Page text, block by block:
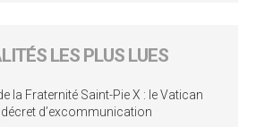
LES PLUS LUES
la Fraternité Saint-Pie X : le Vatican
décret d’excommunication